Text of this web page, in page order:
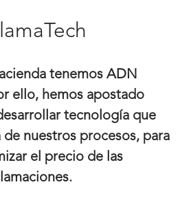
tenemos ADN
ello, hemos apostado
tecnología que
nuestros procesos, para
el precio de las